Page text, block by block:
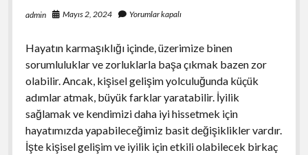
Şifresiz Youtube Beğeni Yükseltme
admin Mayıs 2, 2024 Yorumlar kapalı
Hayatın karmaşıklığı içinde, üzerimize binen
sorumluluklar ve zorluklarla başa çıkmak bazen zor
olabilir. Ancak, kişisel gelişim yolculuğunda küçük
adımlar atmak, büyük farklar yaratabilir. İyilik
sağlamak ve kendimizi daha iyi hissetmek için
hayatımızda yapabileceğimiz basit değişiklikler vardır.
İşte kişisel gelişim ve iyilik için etkili olabilecek birkaç